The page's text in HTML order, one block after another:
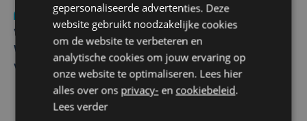
Nieuws
wo 5 augustus | 11:57
Vier Oostendse gynaecologen versterken dienst in AZ
West, dat ook een nieuwe voltijdse gynaecoloog
verwelkomt
gepersonaliseerde advertenties. Deze
website gebruikt noodzakelijke cookies
om de website te verbeteren en
analytische cookies om jouw ervaring op
onze website te optimaliseren. Lees hier
alles over ons privacy- en cookiebeleid.
Lees verder